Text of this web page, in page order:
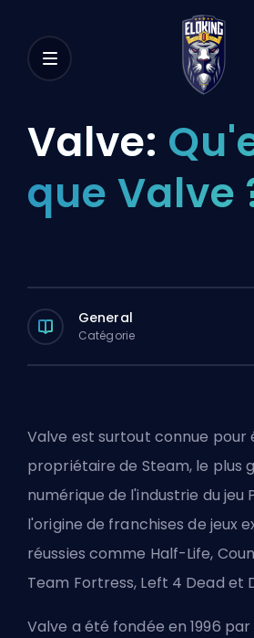
Valve:
que Valve
General
Catégorie
Valve est surtout connue pour
propriétaire de Steam, le plus
numérique de l'industrie du jeu
l'origine de franchises de jeux
réussies comme Half-Life,
Team Fortress, Left 4 Dead et
Valve a été fondée en 1996